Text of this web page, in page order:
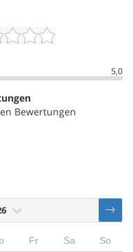
5,0
Bewertungen
Fr Sa
So